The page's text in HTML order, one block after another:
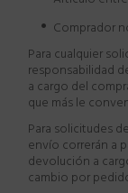
· Comprador
Para cualquier
responsabilidad
a cargo del
que más le
Para solicitudes
envío correrán a
devolución a
cambio por